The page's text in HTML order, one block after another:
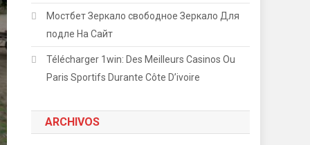
Мостбет Зеркало свободное Зеркало Для
подле На Сайт
Télécharger 1win: Des Meilleurs Casinos Ou
Paris Sportifs Durante Côte D’ivoire
ARCHIVOS